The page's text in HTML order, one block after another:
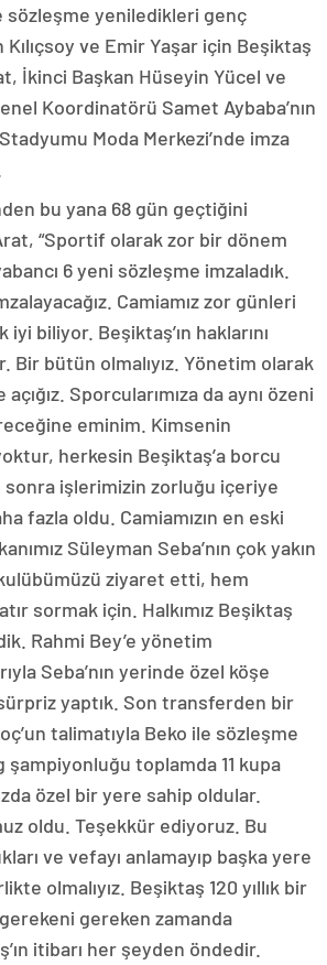
sözleşme yeniledikleri genç
ve Emir Yaşar için Beşiktaş
İkinci Başkan Hüseyin Yücel ve
Koordinatörü Samet Aybaba’nın
Moda Merkezi’nde imza
bu yana 68 gün geçtiğini
“Sportif olarak zor bir dönem
6 yeni sözleşme imzaladık.
Camiamız zor günleri
iyi biliyor. Beşiktaş’ın haklarını
Bir bütün olmalıyız. Yönetim olarak
Sporcularımıza da aynı özeni
eminim. Kimsenin
herkesin Beşiktaş’a borcu
sonra işlerimizin zorluğu içeriye
fazla oldu. Camiamızın en eski
Süleyman Seba’nın çok yakın
ziyaret etti, hem
sormak için. Halkımız Beşiktaş
Rahmi Bey’e yönetim
Seba’nın yerinde özel köşe
yaptık. Son transferden bir
talimatıyla Beko ile sözleşme
şampiyonluğu toplamda 11 kupa
özel bir yere sahip oldular.
oldu. Teşekkür ediyoruz. Bu
ve vefayı anlamayıp başka yere
olmalıyız. Beşiktaş 120 yıllık bir
gereken zamanda
itibarı her şeyden öndedir.